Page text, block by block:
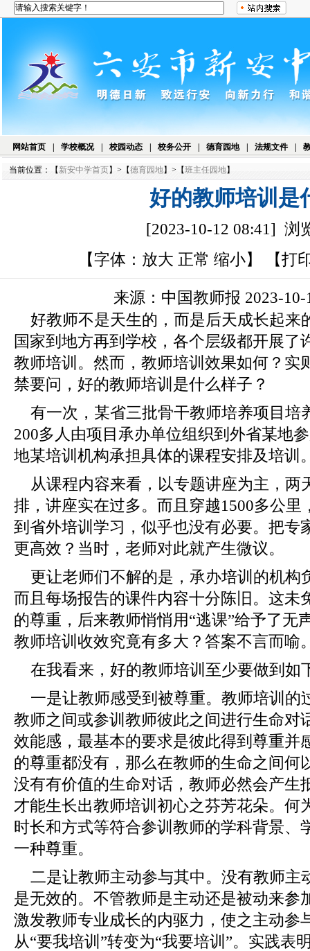
网站首页 学校概况 校园动态 校务公开 德育园地 法规文件
当前位置：【 新安中学首页】>【德育园地】>【班主任园地】
好的教师培训是
[2023-10-12 08:41] 浏
【字体： 放大 正常 缩小】 【打
来源：中国教师报 2023-
好教师不是天生的，而是后天成长起来
国家到地方再到学校，各个层级都开展了
教师培训。然而，教师培训效果如何？实
禁要问，好的教师培训是什么样子？
有一次，某省三批骨干教师培养项目培
200多人由项目承办单位组织到外省某地
地某培训机构承担具体的课程安排及培训
从课程内容来看，以专题讲座为主，两
排，讲座实在过多。而且穿越1500多公
到省外培训学习，似乎也没有必要。把专
更高效？当时，老师对此就产生微议。
更让老师们不解的是，承办培训的机构
而且每场报告的课件内容十分陈旧。这未
的尊重，后来教师悄悄用“逃课”给予了无
教师培训收效究竟有多大？答案不言而喻
在我看来，好的教师培训至少要做到如
一是让教师感受到被尊重。教师培训的
教师之间或参训教师彼此之间进行生命对
效能感，最基本的要求是彼此得到尊重并
的尊重都没有，那么在教师的生命之间何
没有有价值的生命对话，教师必然会产生
才能生长出教师培训初心之芬芳花朵。何
时长和方式等符合参训教师的学科背景、
一种尊重。
二是让教师主动参与其中。没有教师主
是无效的。不管教师是主动还是被动来参
激发教师专业成长的内驱力，使之主动参
从“要我培训”转变为“我要培训”。实践表